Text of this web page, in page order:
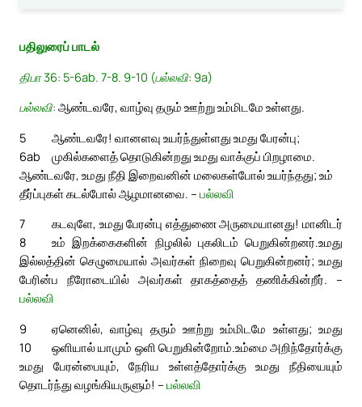
பதிலுரைப் பாடல்
திபா 36: 5-6ab. 7-8. 9-10 (பல்லவி: 9a)
பல்லவி: ஆண்டவரே, வாழ்வு தரும் ஊற்று உம்மிடமே உள்ளது.
5
ஆண்டவரே! வானளவு உயர்ந்துள்ளது உமது பேரன்பு;
முகில்களைத் தொடுகின்றது உமது வாக்குப் பிறழாமை.
6ab
ஆண்டவரே, உமது நீதி இறைவனின் மலைகள்போல் உயர்ந்தது; உம்
தீர்ப்புகள் கடல்போல் ஆழமானவை. – பல்லவி
7
கடவுளே, உமது பேரன்பு எத்துணை அருமையானது! மானிடர்
உம் இறக்கைகளின் நிழலில் புகலிடம் பெறுகின்றனர்.
8
உமது
இல்லத்தின் செழுமையால் அவர்கள் நிறைவு பெறுகின்றனர்; உமது
பேரின்ப நீரோடையில் அவர்கள் தாகத்தைத் தணிக்கின்றீர். –
பல்லவி
9
ஏனெனில், வாழ்வு தரும் ஊற்று உம்மிடமே உள்ளது; உமது
ஒளியால் யாமும் ஒளி பெறுகின்றோம்.
10
உம்மை அறிந்தோர்க்கு
உமது பேரன்பையும், நேரிய உள்ளத்தோர்க்கு உமது நீதியையும்
தொடர்ந்து வழங்கியருளும்! – பல்லவி